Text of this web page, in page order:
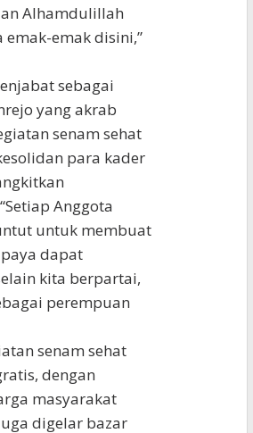
Alhamdulillah
emak disini,”
sebagai
yang akrab
senam sehat
para kader
Anggota
untuk membuat
dapat
kita berpartai,
perempuan
senam sehat
dengan
masyarakat
digelar bazar